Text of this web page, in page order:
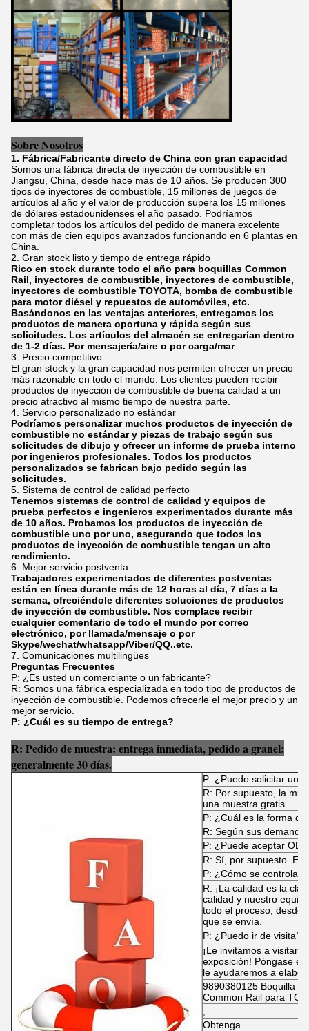
Sobre Nosotros
1. Fábrica/Fabricante directo de China con gran capacidad
Somos una fábrica directa de inyección de combustible en
Jiangsu, China, desde hace más de 10 años. Se producen 300
tipos de inyectores de combustible, 15 millones de juegos de
artículos al año y el valor de producción supera los 15 millones
de dólares estadounidenses el año pasado. Podríamos
completar todos los artículos del pedido de manera excelente
con más de cien equipos avanzados funcionando en 6 plantas en
China.
2. Gran stock listo y tiempo de entrega rápido
Rico en stock durante todo el año para boquillas Common
Rail, inyectores de combustible, inyectores de combustible,
inyectores de combustible TOYOTA, bomba de combustible
para motor diésel y repuestos de automóviles, etc.
Basándonos en las ventajas anteriores, entregamos los
productos de manera oportuna y rápida según sus
solicitudes. Los artículos del almacén se entregarían dentro
de 1-2 días. Por mensajería/aire o por carga/mar
3. Precio competitivo
El gran stock y la gran capacidad nos permiten ofrecer un precio
más razonable en todo el mundo. Los clientes pueden recibir
productos de inyección de combustible de buena calidad a un
precio atractivo al mismo tiempo de nuestra parte.
4. Servicio personalizado no estándar
Podríamos personalizar muchos productos de inyección de
combustible no estándar y piezas de trabajo según sus
solicitudes de dibujo y ofrecer un informe de prueba interno
por ingenieros profesionales. Todos los productos
personalizados se fabrican bajo pedido según las
solicitudes.
5. Sistema de control de calidad perfecto
Tenemos sistemas de control de calidad y equipos de
prueba perfectos e ingenieros experimentados durante más
de 10 años. Probamos los productos de inyección de
combustible uno por uno, asegurando que todos los
productos de inyección de combustible tengan un alto
rendimiento.
6. Mejor servicio postventa
Trabajadores experimentados de diferentes postventas
están en línea durante más de 12 horas al día, 7 días a la
semana, ofreciéndole diferentes soluciones de productos
de inyección de combustible. Nos complace recibir
cualquier comentario de todo el mundo por correo
electrónico, por llamada/mensaje o por
Skype/wechat/whatsapp/Viber/QQ..etc.
7. Comunicaciones multilingües
Preguntas Frecuentes
P: ¿Es usted un comerciante o un fabricante?
R: Somos una fábrica especializada en todo tipo de productos de
inyección de combustible. Podemos ofrecerle el mejor precio y un
mejor servicio.
P: ¿Cuál es su tiempo de entrega?
R: Pedido de muestra: entrega inmediata, pedido a granel:
generalmente 30 días.
P: ¿Puedo solicitar una
R: Por supuesto, la
una muestra gratis.
P: ¿Cuál es la forma
R: Según sus
P: ¿Puede aceptar
R: Sí, por supuesto. El
P: ¿Cómo se controla
R: ¡La calidad es la
calidad y nuestro
todo el proceso, desde
que se envía.
P: ¿Puedo ir de visita?
¡Le invitamos a visitar
exposición! Póngase
le ayudaremos a
9890380125 Boquilla
Common Rail para
Obtenga